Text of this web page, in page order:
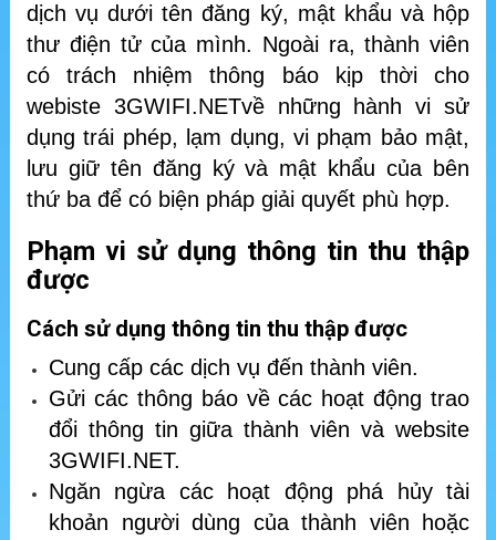
dịch vụ dưới tên đăng ký, mật khẩu và hộp
thư điện tử của mình. Ngoài ra, thành viên
có trách nhiệm thông báo kịp thời cho
webiste 3GWIFI.NETvề những hành vi sử
dụng trái phép, lạm dụng, vi phạm bảo mật,
lưu giữ tên đăng ký và mật khẩu của bên
thứ ba để có biện pháp giải quyết phù hợp.
Phạm vi sử dụng thông tin thu thập
được
Cách sử dụng thông tin thu thập được
Cung cấp các dịch vụ đến thành viên.
Gửi các thông báo về các hoạt động trao
đổi thông tin giữa thành viên và website
3GWIFI.NET.
Ngăn ngừa các hoạt động phá hủy tài
khoản người dùng của thành viên hoặc